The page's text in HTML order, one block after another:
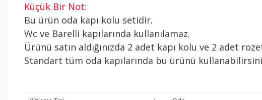
Küçük Bir Not:
Bu ürün oda kapı kolu setidir.
Wc ve Barelli kapılarında kullanılamaz.
Ürünü satın aldığınızda 2 adet kapı kolu ve 2 adet
Standart tüm oda kapılarında bu ürünü